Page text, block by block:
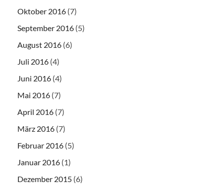
Oktober 2016 (7)
September 2016 (5)
August 2016 (6)
Juli 2016 (4)
Juni 2016 (4)
Mai 2016 (7)
April 2016 (7)
März 2016 (7)
Februar 2016 (5)
Januar 2016 (1)
Dezember 2015 (6)